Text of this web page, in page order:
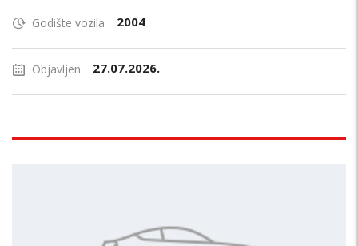
Godište vozila 2004
Objavljen 27.07.2026.